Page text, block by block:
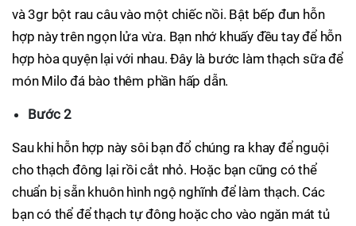
và 3gr bột rau câu vào một chiếc nồi. Bật bếp đun hỗn
hợp này trên ngọn lửa vừa. Bạn nhớ khuấy đều tay để hỗn
hợp hòa quyện lại với nhau. Đây là bước làm thạch sữa để
món Milo đá bào thêm phần hấp dẫn.
Bước 2
Sau khi hỗn hợp này sôi bạn đổ chúng ra khay để nguội
cho thạch đông lại rồi cắt nhỏ. Hoặc bạn cũng có thể
chuẩn bị sẵn khuôn hình ngộ nghĩnh để làm thạch. Các
bạn có thể để thạch tự đông hoặc cho vào ngăn mát tủ